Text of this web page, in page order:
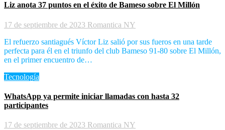
Liz anota 37 puntos en el éxito de Bameso sobre El Millón
17 de septiembre de 2023 Romantica NY
El refuerzo santiagués Víctor Liz salió por sus fueros en una tarde
perfecta para él en el triunfo del club Bameso 91-80 sobre El Millón,
en el primer encuentro de…
Tecnología
WhatsApp ya permite iniciar llamadas con hasta 32
participantes
17 de septiembre de 2023 Romantica NY